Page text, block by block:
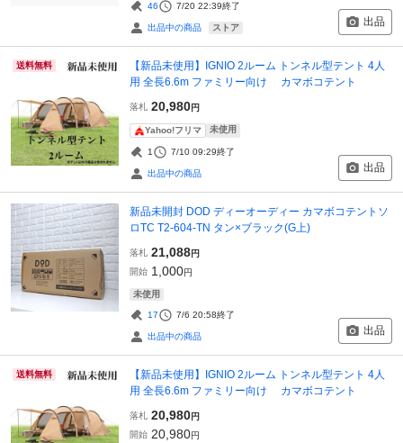
46 7/20 22:39終了
出品中の商品 ストア 出品
送料無料
【新品未使用】IGNIO 2ルーム トンネル型テント 4人
用 全長6.6m ファミリー向け カマボコテント
落札 20,980円
Yahoo!フリマ 未使用
1 7/10 09:29終了
出品中の商品 出品
新品未開封 DOD ディーオーディー カマボコテントソ
ロTC T2-604-TN タン×ブラック(G上)
落札 21,088円
開始 1,000円
未使用
17 7/6 20:58終了
出品中の商品 出品
送料無料
【新品未使用】IGNIO 2ルーム トンネル型テント 4人
用 全長6.6m ファミリー向け カマボコテント
落札 20,980円
開始 20,980円